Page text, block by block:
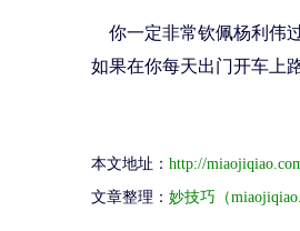
你一定非常钦佩杨利伟
如果在你每天出门开车上
本文地址： http://
文章整理： 妙技巧（